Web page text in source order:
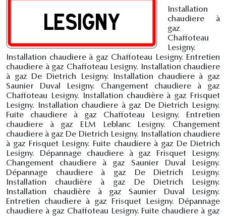
Installation
chaudiere à
gaz
Chaffoteau
Lesigny.
Installation chaudiere à gaz Chaffoteau Lesigny. Entretien
chaudiere à gaz Chaffoteau Lesigny. Installation chaudiere
à gaz De Dietrich Lesigny. Installation chaudiere à gaz
Saunier Duval Lesigny. Changement chaudiere à gaz
Chaffoteau Lesigny. Installation chaudière à gaz Frisquet
Lesigny. Installation chaudiere à gaz De Dietrich Lesigny.
Fuite chaudiere à gaz Chaffoteau Lesigny. Entretien
chaudiere à gaz ELM Leblanc Lesigny. Changement
chaudiere à gaz De Dietrich Lesigny. Installation chaudiere
à gaz Frisquet Lesigny. Fuite chaudiere à gaz De Dietrich
Lesigny. Dépannage chaudiere à gaz Frisquet Lesigny.
Changement chaudiere à gaz Saunier Duval Lesigny.
Dépannage chaudiere à gaz De Dietrich Lesigny.
Installation chaudière à gaz De Dietrich Lesigny.
Installation chaudière à gaz Saunier Duval Lesigny.
Entretien chaudiere à gaz Frisquet Lesigny. Dépannage
chaudiere à gaz Chaffoteau Lesigny. Fuite chaudiere à gaz